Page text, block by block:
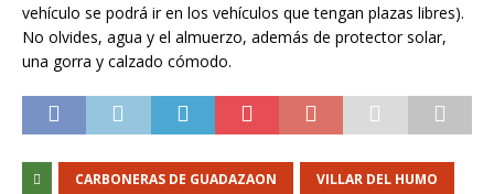
vehículo se podrá ir en los vehículos que tengan plazas libres).
No olvides, agua y el almuerzo, además de protector solar,
una gorra y calzado cómodo.
CARBONERAS DE GUADAZAON VILLAR DEL HUMO